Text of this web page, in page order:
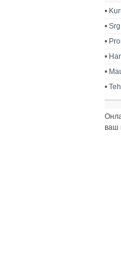
•
•
•
•
•
•
ваш